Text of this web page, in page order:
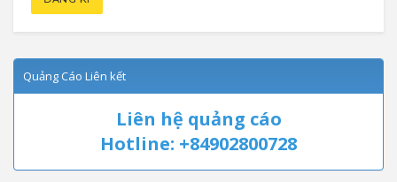
Quảng Cáo Liên kết
Liên hệ quảng cáo
Hotline: +84902800728